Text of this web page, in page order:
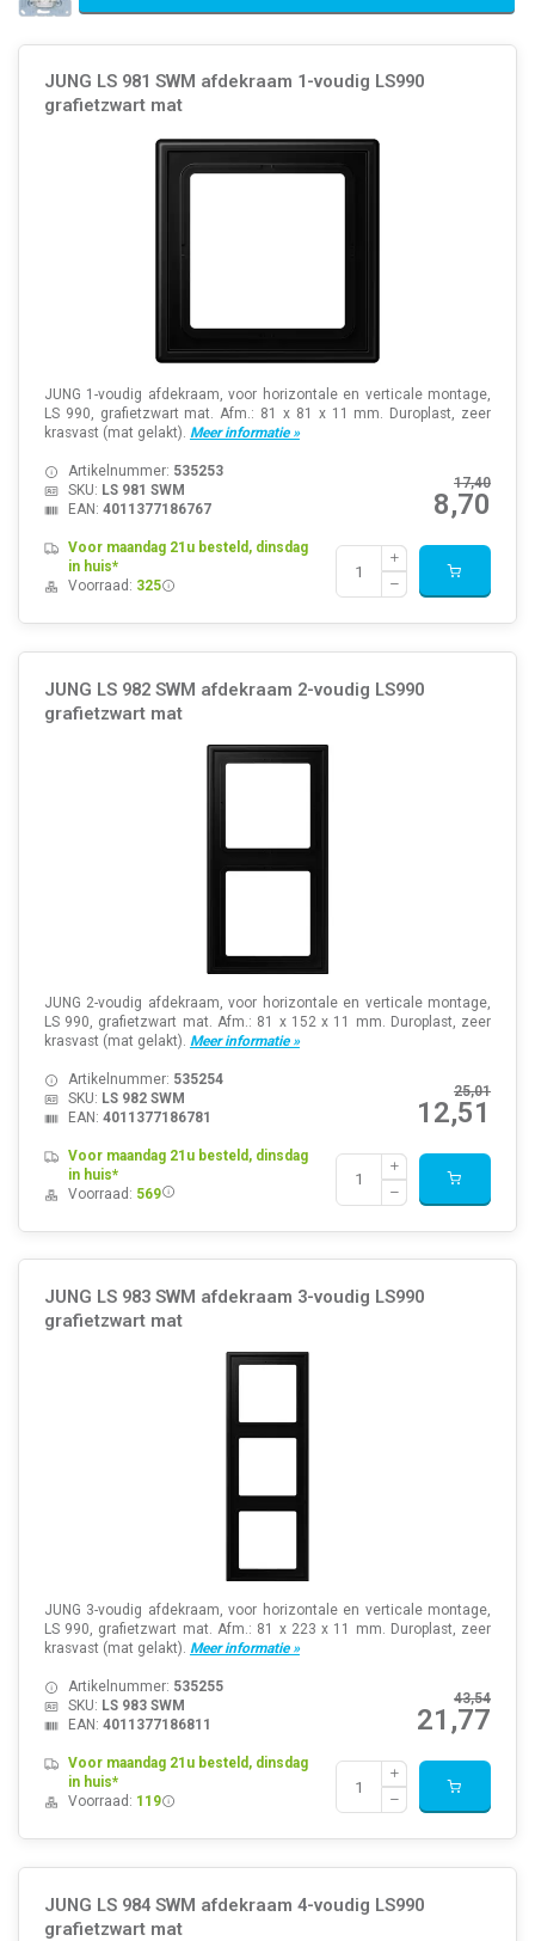
JUNG LS 981 SWM afdekraam 1-voudig LS990
grafietzwart mat
JUNG 1-voudig afdekraam, voor horizontale en verticale montage,
LS 990, grafietzwart mat. Afm.: 81 x 81 x 11 mm. Duroplast, zeer
krasvast (mat gelakt). Meer informatie »
17,40
8,70
Artikelnummer: 535253
SKU: LS 981 SWM
EAN: 4011377186767
Voor maandag 21u besteld, dinsdag
in huis*
Voorraad: 325
JUNG LS 982 SWM afdekraam 2-voudig LS990
grafietzwart mat
JUNG 2-voudig afdekraam, voor horizontale en verticale montage,
LS 990, grafietzwart mat. Afm.: 81 x 152 x 11 mm. Duroplast, zeer
krasvast (mat gelakt). Meer informatie »
25,01
12,51
Artikelnummer: 535254
SKU: LS 982 SWM
EAN: 4011377186781
Voor maandag 21u besteld, dinsdag
in huis*
Voorraad: 569
JUNG LS 983 SWM afdekraam 3-voudig LS990
grafietzwart mat
JUNG 3-voudig afdekraam, voor horizontale en verticale montage,
LS 990, grafietzwart mat. Afm.: 81 x 223 x 11 mm. Duroplast, zeer
krasvast (mat gelakt). Meer informatie »
43,54
21,77
Artikelnummer: 535255
SKU: LS 983 SWM
EAN: 4011377186811
Voor maandag 21u besteld, dinsdag
in huis*
Voorraad: 119
JUNG LS 984 SWM afdekraam 4-voudig LS990
grafietzwart mat